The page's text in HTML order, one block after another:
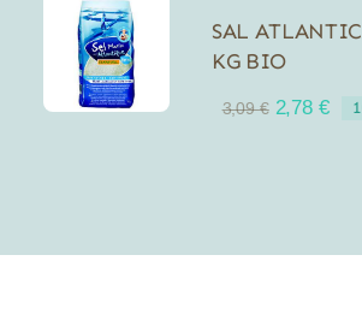
SAL
KG BIO
3,09€ El
2,78 €El